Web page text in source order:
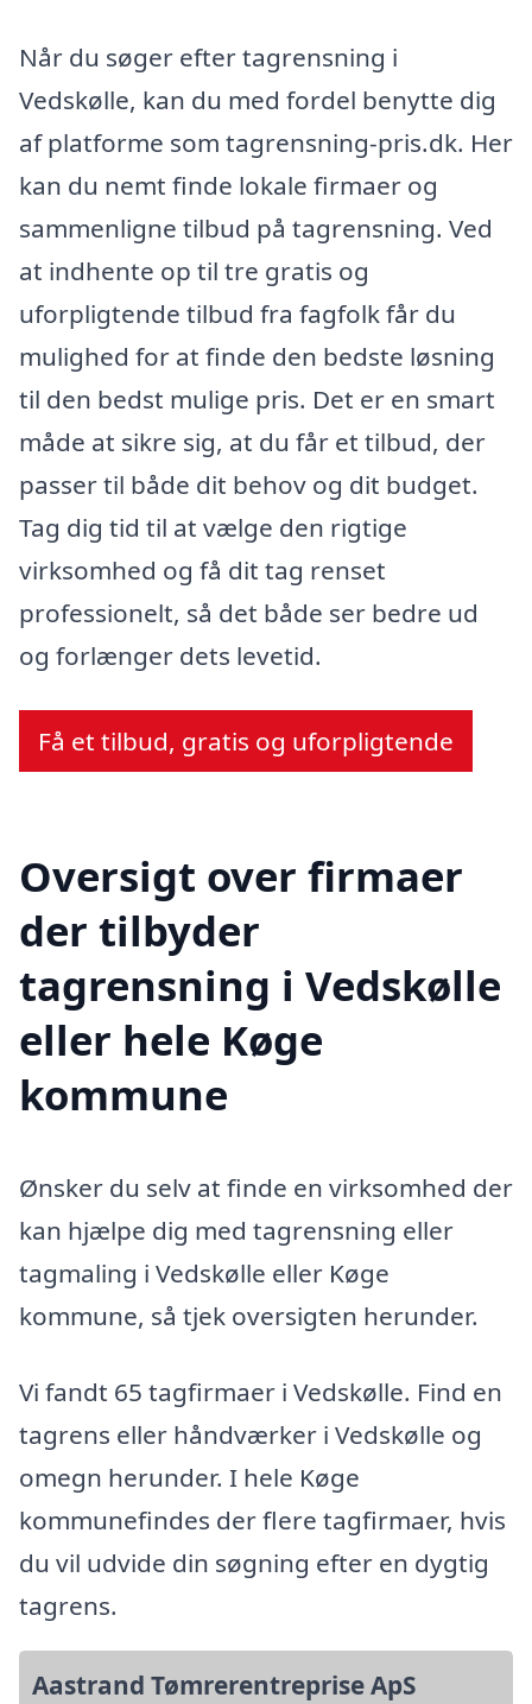
Når du søger efter tagrensning i
Vedskølle, kan du med fordel benytte dig
af platforme som tagrensning-pris.dk. Her
kan du nemt finde lokale firmaer og
sammenligne tilbud på tagrensning. Ved
at indhente op til tre gratis og
uforpligtende tilbud fra fagfolk får du
mulighed for at finde den bedste løsning
til den bedst mulige pris. Det er en smart
måde at sikre sig, at du får et tilbud, der
passer til både dit behov og dit budget.
Tag dig tid til at vælge den rigtige
virksomhed og få dit tag renset
professionelt, så det både ser bedre ud
og forlænger dets levetid.
Få et tilbud, gratis og uforpligtende
Oversigt over firmaer
der tilbyder
tagrensning i Vedskølle
eller hele Køge
kommune
Ønsker du selv at finde en virksomhed der
kan hjælpe dig med tagrensning eller
tagmaling i Vedskølle eller Køge
kommune, så tjek oversigten herunder.
Vi fandt 65 tagfirmaer i Vedskølle. Find en
tagrens eller håndværker i Vedskølle og
omegn herunder. I hele Køge
kommunefindes der flere tagfirmaer, hvis
du vil udvide din søgning efter en dygtig
tagrens.
Aastrand Tømrerentreprise ApS